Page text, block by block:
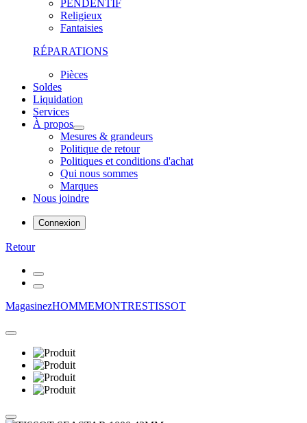
PENDENTIF
Religieux
Fantaisies
RÉPARATIONS
Pièces
Soldes
Liquidation
Services
À propos
Mesures & grandeurs
Politique de retour
Politiques et conditions d'achat
Qui nous sommes
Marques
Nous joindre
Connexion
Retour
MagasinezHOMMEMONTRESTISSOT